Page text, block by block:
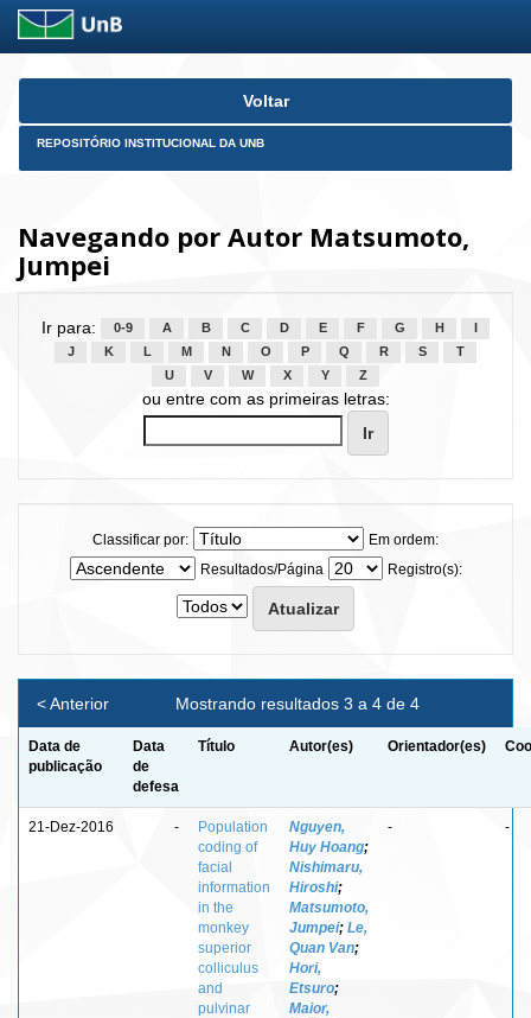
Skip
Voltar
REPOSITÓRIO INSTITUCIONAL DA UNB
Navegando por Autor Matsumoto,
Jumpei
Ir para: 0-9 A B C D E F G H
J
K L M N O P Q R S
T
U
V W X Y Z
ou entre com as primeiras letras:
Classificar por:
Em ordem:
Resultados/Página
Registro(s):
Mostrando resultados 3 a 4 de 4
< Anterior
Data de
publicação
Data
de
defesa
Título Autor(es) Orientador(es)
21-Dez-2016 -
Population
coding of
facial
information
in the
monkey
superior
colliculus
and
pulvinar
Nguyen,
Huy Hoang;
Nishimaru,
Hiroshi;
Matsumoto,
Jumpei; Le,
Quan Van;
Hori,
Etsuro;
Maior,
- -